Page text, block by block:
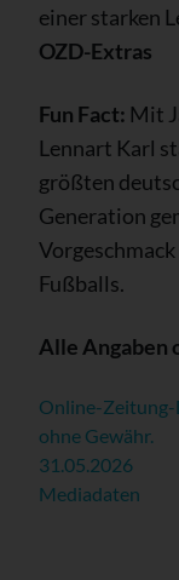
einer starken
OZD-Extras
Fun Fact: Mit
Lennart Karl
größten
Generation
Fußballs.
Alle Angaben
Online-Zeitung-
ohne Gewähr.
31.05.2026
Mediadaten